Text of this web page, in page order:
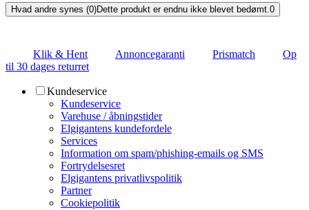
Hvad andre synes (0)Dette produkt er endnu ikke blevet bedømt.0
Klik & Hent Annoncegaranti Prismatch
Op
til 30 dages returret
Kundeservice
Kundeservice
Varehuse / åbningstider
Elgigantens kundefordele
Services
Information om spam/phishing-emails og SMS
Fortrydelsesret
Elgigantens privatlivspolitik
Partner
Cookiepolitik